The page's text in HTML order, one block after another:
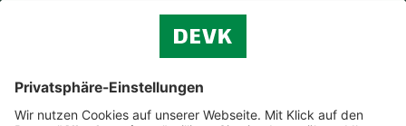
© DEVK 2026